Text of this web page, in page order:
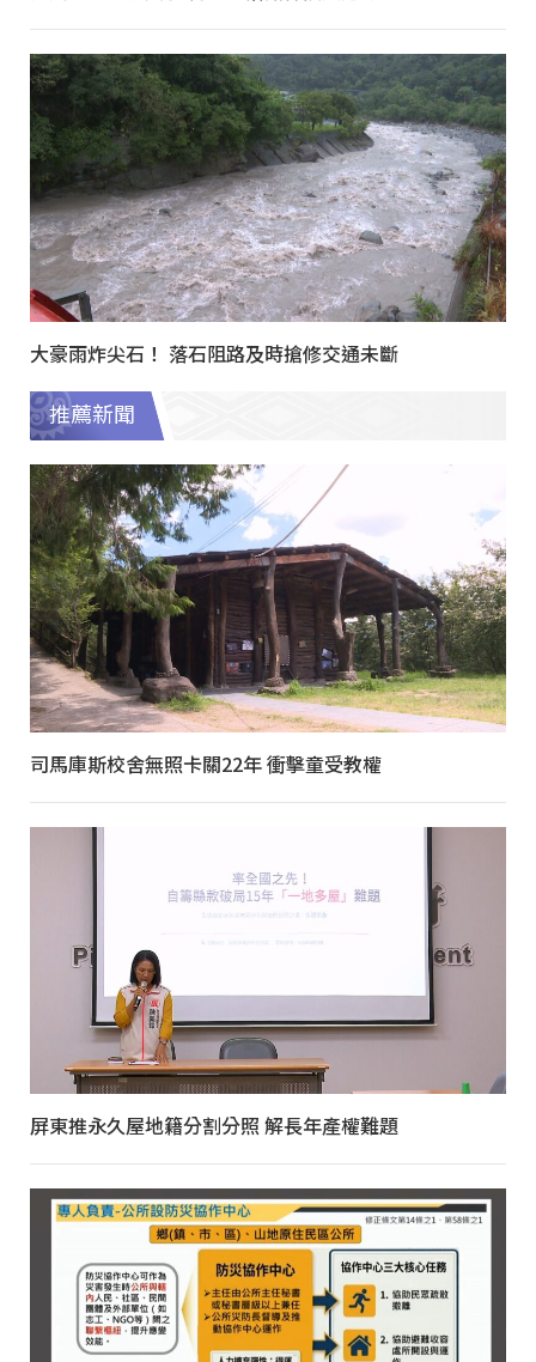
大豪雨炸尖石！ 落石阻路及時搶修交通未斷
推薦新聞
司馬庫斯校舍無照卡關22年 衝擊童受教權
屏東推永久屋地籍分割分照 解長年產權難題